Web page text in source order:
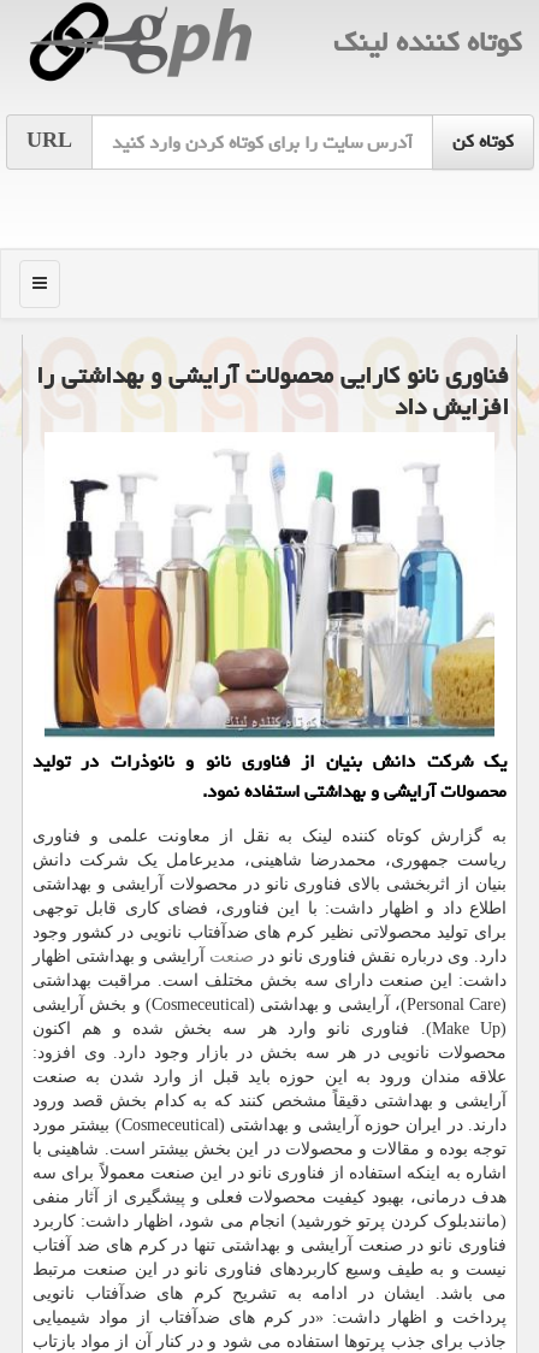
كوتاه كننده لینك
URL
منو
فناوری نانو کارایی محصولات آرایشی و بهداشتی را
افزایش داد
یک شرکت دانش بنیان از فناوری نانو و نانوذرات در تولید
محصولات آرایشی و بهداشتی استفاده نمود.
به گزارش کوتاه کننده لینک به نقل از معاونت علمی و فناوری
ریاست جمهوری، محمدرضا شاهینی، مدیرعامل یک شرکت دانش
بنیان از اثربخشی بالای فناوری نانو در محصولات آرایشی و بهداشتی
اطلاع داد و اظهار داشت: با این فناوری، فضای کاری قابل توجهی
برای تولید محصولاتی نظیر کرم های ضدآفتاب نانویی در کشور وجود
دارد. وی درباره نقش فناوری نانو در صنعت آرایشی و بهداشتی اظهار
داشت: این صنعت دارای سه بخش مختلف است. مراقبت بهداشتی
(Personal Care)، آرایشی و بهداشتی (Cosmeceutical) و بخش آرایشی
(Make Up). فناوری نانو وارد هر سه بخش شده و هم اکنون
محصولات نانویی در هر سه بخش در بازار وجود دارد. وی افزود:
علاقه مندان ورود به این حوزه باید قبل از وارد شدن به صنعت
آرایشی و بهداشتی دقیقاً مشخص کنند که به کدام بخش قصد ورود
دارند. در ایران حوزه آرایشی و بهداشتی (Cosmeceutical) بیشتر مورد
توجه بوده و مقالات و محصولات در این بخش بیشتر است. شاهینی با
اشاره به اینکه استفاده از فناوری نانو در این صنعت معمولاً برای سه
هدف درمانی، بهبود کیفیت محصولات فعلی و پیشگیری از آثار منفی
(مانندبلوک کردن پرتو خورشید) انجام می شود، اظهار داشت: کاربرد
فناوری نانو در صنعت آرایشی و بهداشتی تنها در کرم های ضد آفتاب
نیست و به طیف وسیع کاربردهای فناوری نانو در این صنعت مرتبط
می باشد. ایشان در ادامه به تشریح کرم های ضدآفتاب نانویی
پرداخت و اظهار داشت: «در کرم های ضدآفتاب از مواد شیمیایی
جاذب برای جذب پرتوها استفاده می شود و در کنار آن از مواد بازتاب